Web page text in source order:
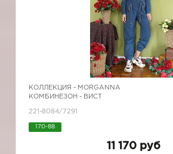
КОЛЛЕКЦИЯ - MORGANNA
КОМБИНЕЗОН - ВИСТ
221-8084/7291
170-88
11 170 руб